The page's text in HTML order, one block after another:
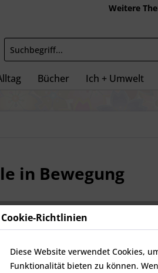
Weitere
Bücher Ich + Umwelt
in Bewegung
Cookie-Richtlinien
Diese Website verwendet Cookies,
Funktionalität bieten zu können.